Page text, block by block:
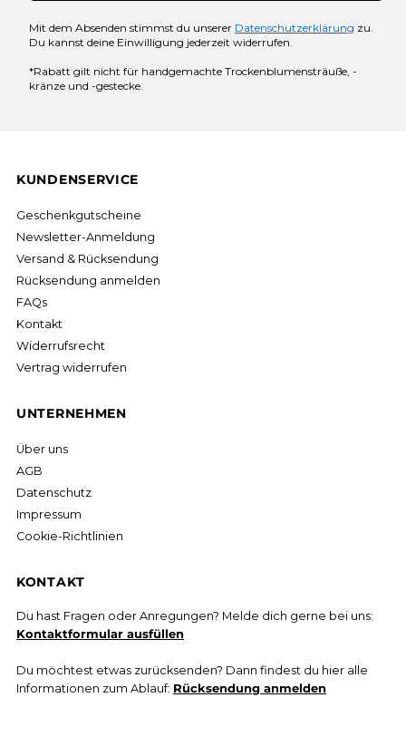
Mit dem Absenden stimmst du unserer Datenschutzerklärung zu.
Du kannst deine Einwilligung jederzeit widerrufen.
*Rabatt gilt nicht für handgemachte Trockenblumensträuße, -
kränze und -gestecke.
KUNDENSERVICE
Geschenkgutscheine
Newsletter-Anmeldung
Versand & Rücksendung
Rücksendung anmelden
FAQs
Kontakt
Widerrufsrecht
Vertrag widerrufen
UNTERNEHMEN
Über uns
AGB
Datenschutz
Impressum
Cookie-Richtlinien
KONTAKT
Du hast Fragen oder Anregungen? Melde dich gerne bei uns:
Kontaktformular ausfüllen
Du möchtest etwas zurücksenden? Dann findest du hier alle
Informationen zum Ablauf: Rücksendung anmelden